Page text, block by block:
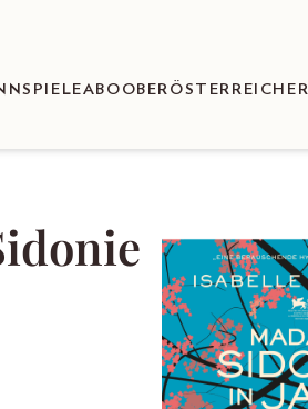
ABO OBERÖSTERREICHER